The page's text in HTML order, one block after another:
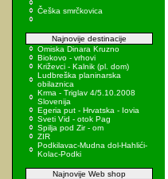
Češka smrčkovica
Najnovije destinacije
Omiska Dinara Kruzno
Biokovo - vrhovi
Križevci - Kalnik (pl. dom)
Ludbreška planinarska
obilaznica
Krma - Triglav 4/5.10.2008
Slovenija
Egeria put - Hrvatska - Iovia
Sveti Vid - otok Pag
Spilja pod Zir - om
ZIR
Podkilavac-Mudna dol-Hahlići-
Kolac-Podki
Najnovije Web shop